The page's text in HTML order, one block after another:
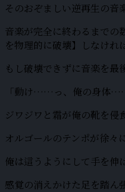
そのおぞましい逆再生の音
音楽が完全に終わるまでの
を物理的に破壊】しなけれ
もし破壊できずに音楽を最
「動け……っ、俺の身体
ジワジワと霜が俺の靴を侵
オルゴールのテンポが徐々
俺は這うようにして手を伸
感覚の消えかけた足を踏ん